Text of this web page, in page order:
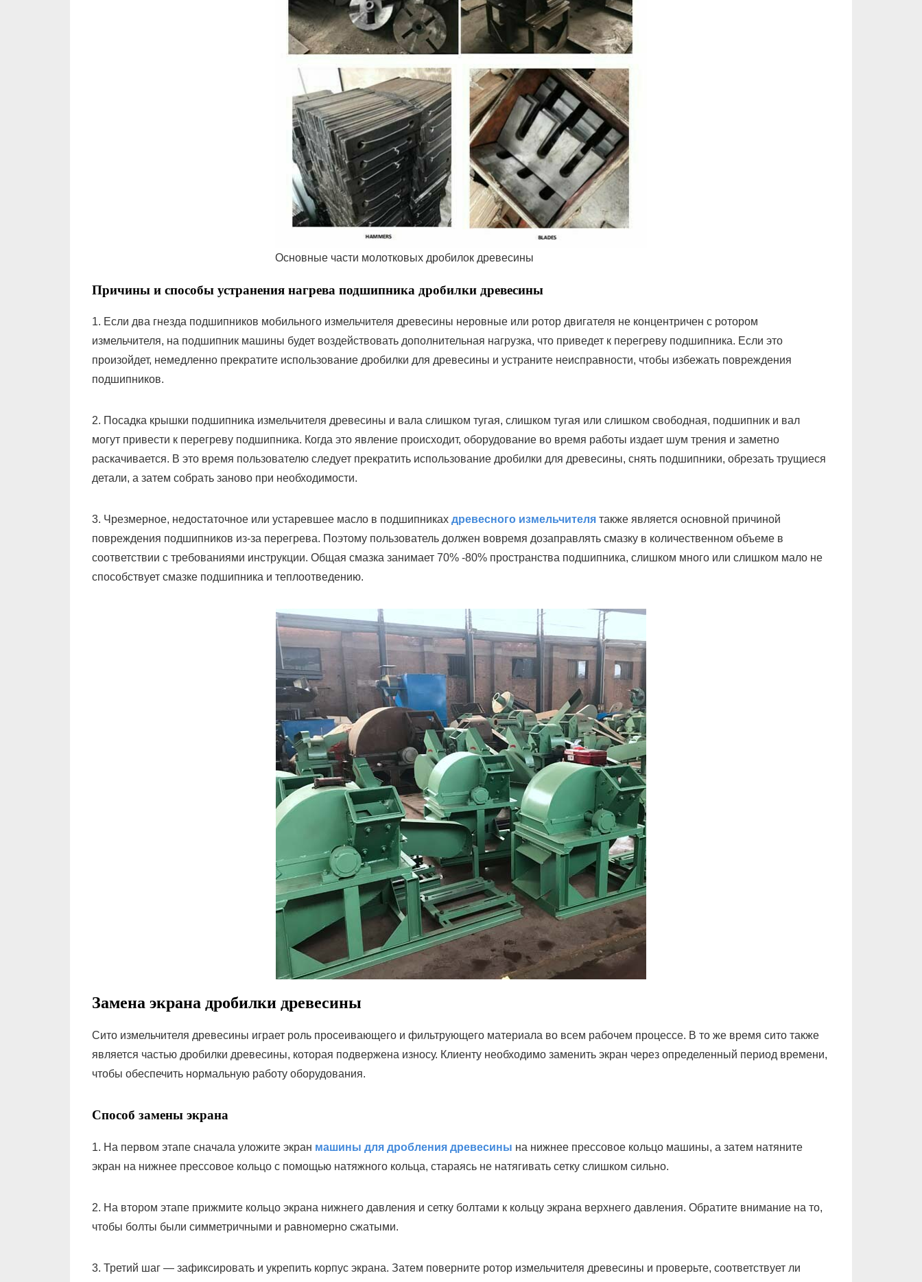
Основные части молотковых дробилок древесины
Причины и способы устранения нагрева подшипника дробилки древесины
1. Если два гнезда подшипников мобильного измельчителя древесины неровные или ротор двигателя не концентричен с ротором
измельчителя, на подшипник машины будет воздействовать дополнительная нагрузка, что приведет к перегреву подшипника. Если это
произойдет, немедленно прекратите использование дробилки для древесины и устраните неисправности, чтобы избежать повреждения
подшипников.
2. Посадка крышки подшипника измельчителя древесины и вала слишком тугая, слишком тугая или слишком свободная, подшипник и вал
могут привести к перегреву подшипника. Когда это явление происходит, оборудование во время работы издает шум трения и заметно
раскачивается. В это время пользователю следует прекратить использование дробилки для древесины, снять подшипники, обрезать трущиеся
детали, а затем собрать заново при необходимости.
3. Чрезмерное, недостаточное или устаревшее масло в подшипниках древесного измельчителя также является основной причиной
повреждения подшипников из-за перегрева. Поэтому пользователь должен вовремя дозаправлять смазку в количественном объеме в
соответствии с требованиями инструкции. Общая смазка занимает 70% -80% пространства подшипника, слишком много или слишком мало не
способствует смазке подшипника и теплоотведению.
Замена экрана дробилки древесины
Сито измельчителя древесины играет роль просеивающего и фильтрующего материала во всем рабочем процессе. В то же время сито также
является частью дробилки древесины, которая подвержена износу. Клиенту необходимо заменить экран через определенный период времени,
чтобы обеспечить нормальную работу оборудования.
Способ замены экрана
1. На первом этапе сначала уложите экран машины для дробления древесины на нижнее прессовое кольцо машины, а затем натяните
экран на нижнее прессовое кольцо с помощью натяжного кольца, стараясь не натягивать сетку слишком сильно.
2. На втором этапе прижмите кольцо экрана нижнего давления и сетку болтами к кольцу экрана верхнего давления. Обратите внимание на то,
чтобы болты были симметричными и равномерно сжатыми.
3. Третий шаг — зафиксировать и укрепить корпус экрана. Затем поверните ротор измельчителя древесины и проверьте, соответствует ли